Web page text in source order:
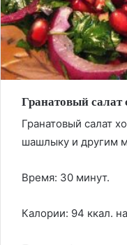
Гранатовый салат
Гранатовый салат
шашлыку и другим
Время: 30 минут.
Калории: 94 ккал.